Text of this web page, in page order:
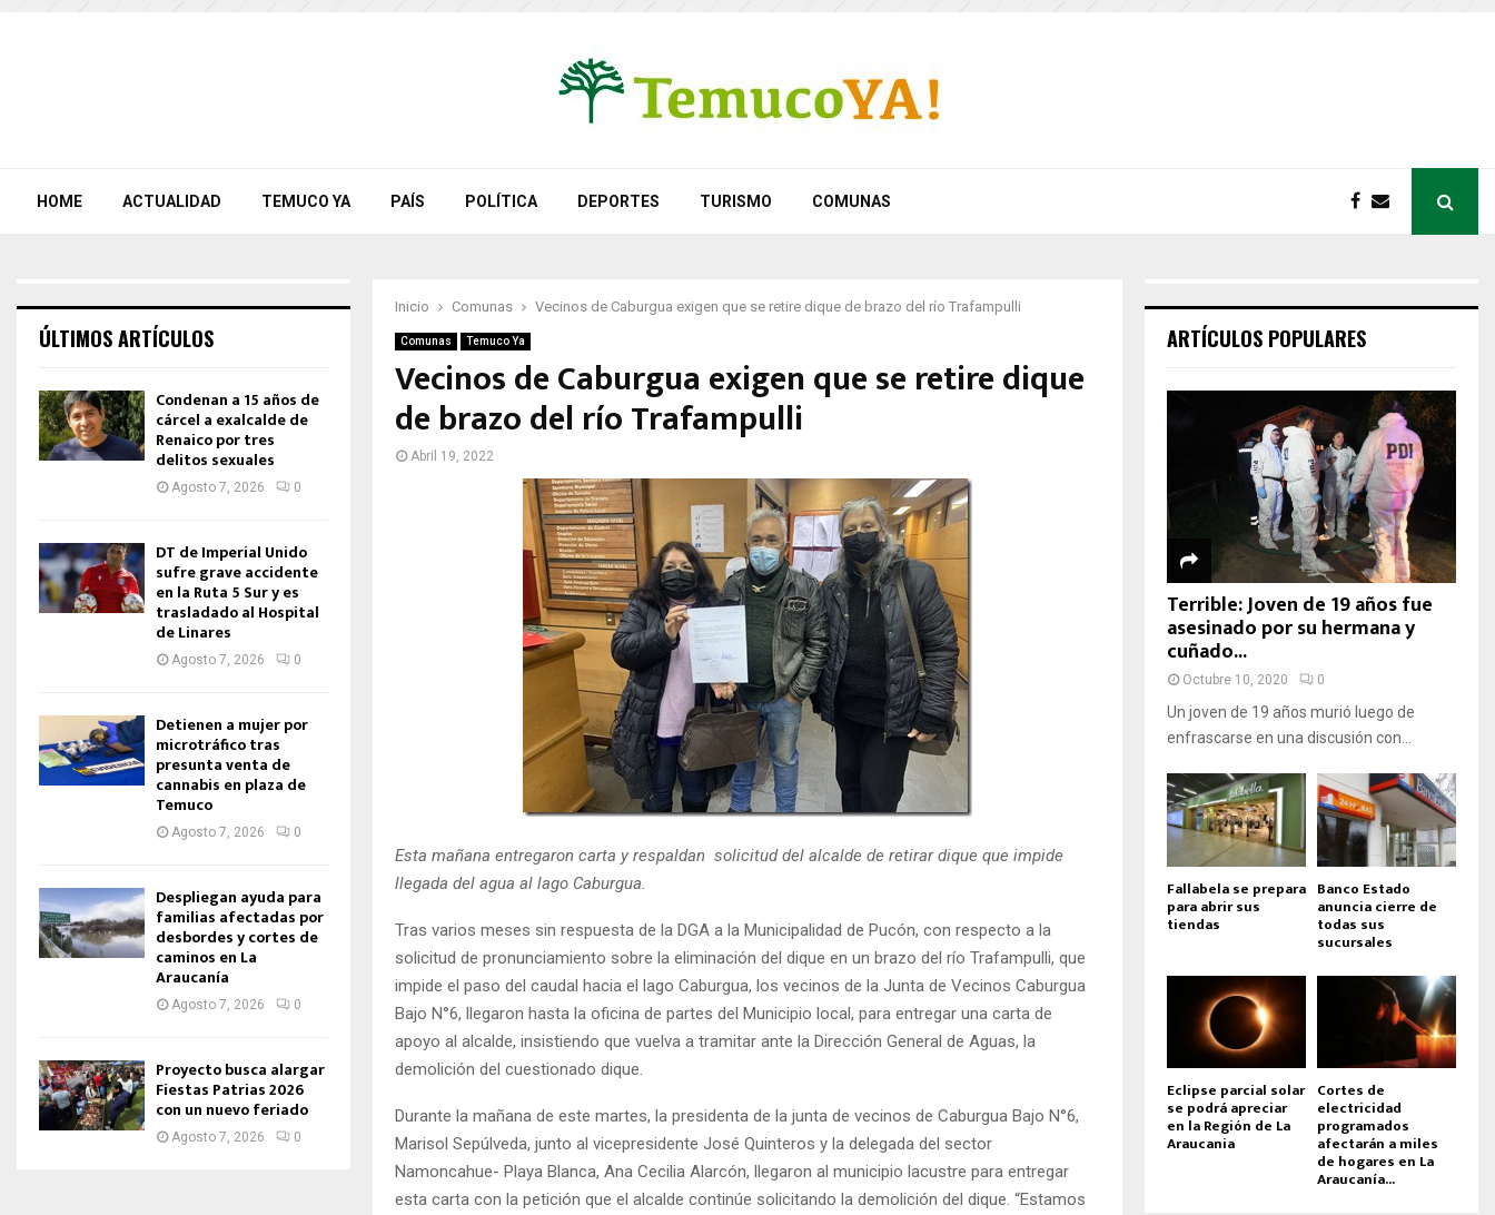
HOME ACTUALIDAD TEMUCO YA PAÍS POLÍTICA DEPORTES TURISMO COMUNAS
Inicio Comunas Vecinos de Caburgua exigen que se retire dique de brazo del río Trafampulli
Comunas Temuco Ya
Vecinos de Caburgua exigen que se retire dique
de brazo del río Trafampulli
Abril 19, 2022
Esta mañana entregaron carta y respaldan solicitud del alcalde de retirar dique que impide
llegada del agua al lago Caburgua.
Tras varios meses sin respuesta de la DGA a la Municipalidad de Pucón, con respecto a la
solicitud de pronunciamiento sobre la eliminación del dique en un brazo del río Trafampulli, que
impide el paso del caudal hacia el lago Caburgua, los vecinos de la Junta de Vecinos Caburgua
Bajo N°6, llegaron hasta la oficina de partes del Municipio local, para entregar una carta de
apoyo al alcalde, insistiendo que vuelva a tramitar ante la Dirección General de Aguas, la
demolición del cuestionado dique.
Durante la mañana de este martes, la presidenta de la junta de vecinos de Caburgua Bajo N°6,
Marisol Sepúlveda, junto al vicepresidente José Quinteros y la delegada del sector
Namoncahue- Playa Blanca, Ana Cecilia Alarcón, llegaron al municipio lacustre para entregar
esta carta con la petición que el alcalde continúe solicitando la demolición del dique. “Estamos
ÚLTIMOS ARTÍCULOS
Condenan a 15 años de
cárcel a exalcalde de
Renaico por tres
delitos sexuales
Agosto 7, 2026 0
DT de Imperial Unido
sufre grave accidente
en la Ruta 5 Sur y es
trasladado al Hospital
de Linares
Agosto 7, 2026 0
Detienen a mujer por
microtráfico tras
presunta venta de
cannabis en plaza de
Temuco
Agosto 7, 2026 0
Despliegan ayuda para
familias afectadas por
desbordes y cortes de
caminos en La
Araucanía
Agosto 7, 2026 0
Proyecto busca alargar
Fiestas Patrias 2026
con un nuevo feriado
Agosto 7, 2026 0
ARTÍCULOS POPULARES
Terrible: Joven de 19 años fue
asesinado por su hermana y
cuñado...
Octubre 10, 2020 0
Un joven de 19 años murió luego de
enfrascarse en una discusión con...
Fallabela se prepara
para abrir sus
tiendas
Banco Estado
anuncia cierre de
todas sus
sucursales
Eclipse parcial solar
se podrá apreciar
en la Región de La
Araucania
Cortes de
electricidad
programados
afectarán a miles
de hogares en La
Araucanía...